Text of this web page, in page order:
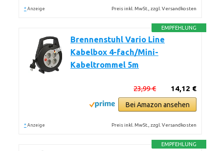
* Anzeige Preis inkl. MwSt., zzgl. Versandkosten
EMPFEHLUNG
Brennenstuhl Vario Line
Kabelbox 4-fach/Mini-
Kabeltrommel 5m
14,12 €
23,99 €
Bei Amazon ansehen
* Anzeige Preis inkl. MwSt., zzgl. Versandkosten
EMPFEHLUNG